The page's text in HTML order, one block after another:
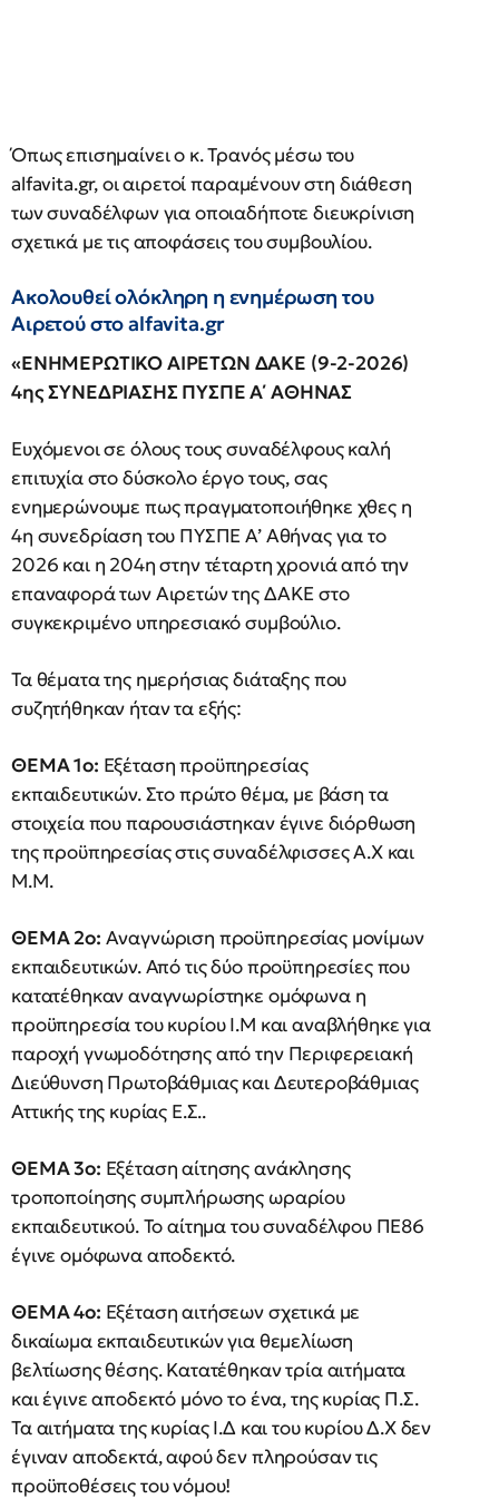
Όπως επισημαίνει ο κ. Τρανός μέσω του
alfavita.gr, οι αιρετοί παραμένουν στη διάθεση
των συναδέλφων για οποιαδήποτε διευκρίνιση
σχετικά με τις αποφάσεις του συμβουλίου.
Ακολουθεί ολόκληρη η ενημέρωση του
Αιρετού στο alfavita.gr
«ΕΝΗΜΕΡΩΤΙΚΟ ΑΙΡΕΤΩΝ ΔΑΚΕ (9-2-2026)
4ης ΣΥΝΕΔΡΙΑΣΗΣ ΠΥΣΠΕ Α΄ ΑΘΗΝΑΣ
Ευχόμενοι σε όλους τους συναδέλφους καλή
επιτυχία στο δύσκολο έργο τους, σας
ενημερώνουμε πως πραγματοποιήθηκε χθες η
4η συνεδρίαση του ΠΥΣΠΕ Α’ Αθήνας για το
2026 και η 204η στην τέταρτη χρονιά από την
επαναφορά των Αιρετών της ΔΑΚΕ στο
συγκεκριμένο υπηρεσιακό συμβούλιο.
Τα θέματα της ημερήσιας διάταξης που
συζητήθηκαν ήταν τα εξής:
ΘΕΜΑ 1ο: Εξέταση προϋπηρεσίας
εκπαιδευτικών. Στο πρώτο θέμα, με βάση τα
στοιχεία που παρουσιάστηκαν έγινε διόρθωση
της προϋπηρεσίας στις συναδέλφισσες Α.Χ και
Μ.Μ.
ΘΕΜΑ 2ο: Αναγνώριση προϋπηρεσίας μονίμων
εκπαιδευτικών. Από τις δύο προϋπηρεσίες που
κατατέθηκαν αναγνωρίστηκε ομόφωνα η
προϋπηρεσία του κυρίου Ι.Μ και αναβλήθηκε για
παροχή γνωμοδότησης από την Περιφερειακή
Διεύθυνση Πρωτοβάθμιας και Δευτεροβάθμιας
Αττικής της κυρίας Ε.Σ..
ΘΕΜΑ 3ο: Εξέταση αίτησης ανάκλησης
τροποποίησης συμπλήρωσης ωραρίου
εκπαιδευτικού. Το αίτημα του συναδέλφου ΠΕ86
έγινε ομόφωνα αποδεκτό.
ΘΕΜΑ 4ο: Εξέταση αιτήσεων σχετικά με
δικαίωμα εκπαιδευτικών για θεμελίωση
βελτίωσης θέσης. Κατατέθηκαν τρία αιτήματα
και έγινε αποδεκτό μόνο το ένα, της κυρίας Π.Σ.
Τα αιτήματα της κυρίας Ι.Δ και του κυρίου Δ.Χ δεν
έγιναν αποδεκτά, αφού δεν πληρούσαν τις
προϋποθέσεις του νόμου!